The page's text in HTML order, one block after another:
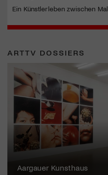
Ein Künstlerleben zwischen
ARTTV DOSSIERS
Künstlerin
Aargauer Kunsthaus
Gewerbemuseum
Liste Art Fair Basel
Bündner Kunstmuseum
Künstler:innen Portraits
Junge Schweizer Kunst
Vögele Kultur Zentrum
Nidwaldner Museum
Haus für Kunst Uri